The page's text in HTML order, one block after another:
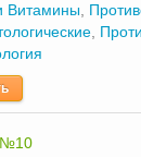
Витамины
№10